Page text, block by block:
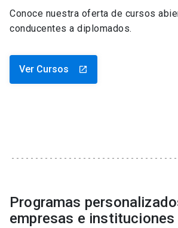
Conoce nuestra oferta de cursos
conducentes a diplomados.
Ver Cursos launch
Programas
empresas e instituciones